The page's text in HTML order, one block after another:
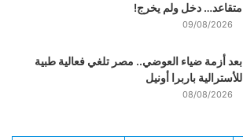
متقاعد… دخل ولم يخرج!
09/08/2026
بعد أزمة ضياء العوضي.. مصر تلغي فعالية طبية
للأسترالية باربرا أونيل
08/08/2026